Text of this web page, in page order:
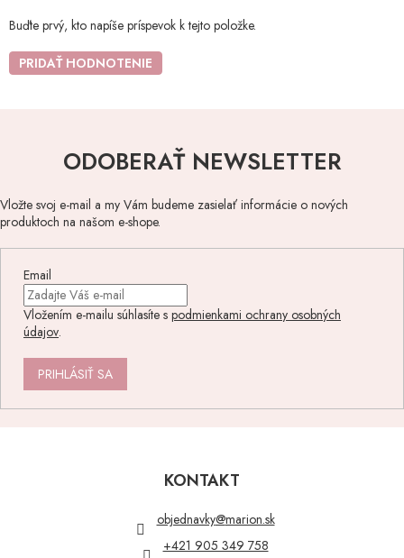
Buďte prvý, kto napíše príspevok k tejto položke.
PRIDAŤ HODNOTENIE
ODOBERAŤ NEWSLETTER
Vložte svoj e-mail a my Vám budeme zasielať informácie o nových
produktoch na našom e-shope.
Email
Vložením e-mailu súhlasíte s podmienkami ochrany osobných
údajov.
PRIHLÁSIŤ SA
KONTAKT
objednavky@marion.sk
+421 905 349 758